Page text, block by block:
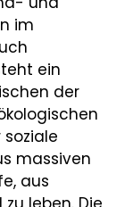
im
ein
der
massiven
aus